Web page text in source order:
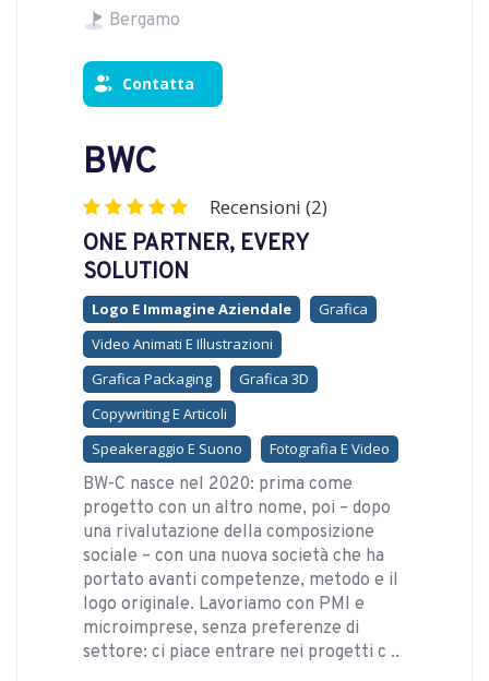
Bergamo
Contatta
BWC
Recensioni (2)
ONE PARTNER, EVERY
SOLUTION
Logo E Immagine Aziendale
Grafica
Video Animati E Illustrazioni
Grafica Packaging
Grafica 3D
Copywriting E Articoli
Speakeraggio E Suono
Fotografia E Video
BW-C nasce nel 2020: prima come
progetto con un altro nome, poi – dopo
una rivalutazione della composizione
sociale – con una nuova società che ha
portato avanti competenze, metodo e il
logo originale. Lavoriamo con PMI e
microimprese, senza preferenze di
settore: ci piace entrare nei progetti c ..